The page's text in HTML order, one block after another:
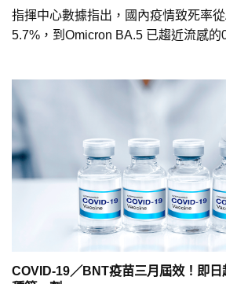
指揮中心數據指出，國內疫情致死率
5.7%，到Omicron BA.5 已趨近流感的
COVID-19／BNT疫苗三月屆效！即